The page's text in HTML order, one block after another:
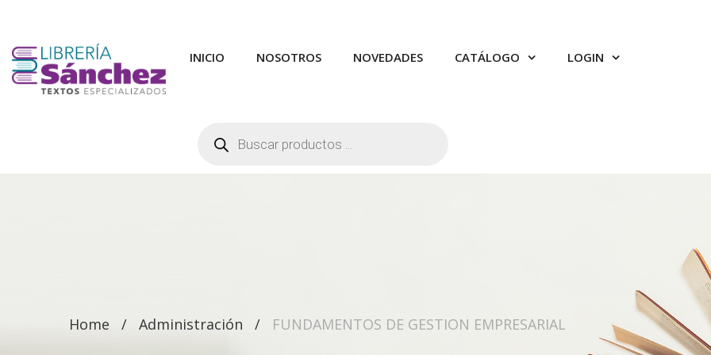
INICIO NOSOTROS NOVEDADES CATÁLOGO LOGIN
productos
Home Administración FUNDAMENTOS DE GESTION EMPRESARIAL